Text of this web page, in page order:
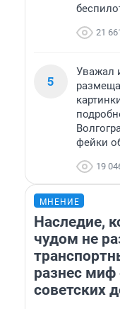
21
5
Уважал
фейки
19
МНЕНИЕ
Наследие,
чудом не
разнес миф
советских